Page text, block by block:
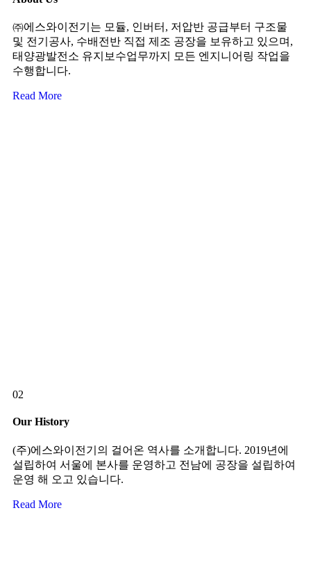
㈜에스와이전기는 모듈, 인버터, 저압반 공급부터 구조물
및 전기공사, 수배전반 직접 제조 공장을 보유하고 있으며,
태양광발전소 유지보수업무까지 모든 엔지니어링 작업을
수행합니다.
Read More
02
Our History
(주)에스와이전기의 걸어온 역사를 소개합니다. 2019년에
설립하여 서울에 본사를 운영하고 전남에 공장을 설립하여
운영 해 오고 있습니다.
Read More